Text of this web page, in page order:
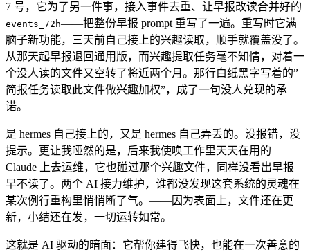
7 号，它为了另一件事，接入事件去重、让早报改读合并好的
events_72h——把整份早报 prompt 重写了一遍。重写时它满
脑子新功能，三天前自己接上的兴趣读取，顺手就覆盖没了。
从那天起早报退回通用版，而兴趣提取任务毫不知情，对着一
个没人读的文件又空转了将近两个月。那行白纸黑字写着的”
简报任务读取此文件做兴趣加权”，成了一句没人兑现的承
诺。
是 hermes 自己接上的，又是 hermes 自己弄丢的。没报错，没
提示。更让我哑然的是，后来我使唤工作里天天在用的
Claude 上去运维，它也碰过那个兴趣文件，同样没看出早报
早不读了。两个 AI 接力维护，谁都没发现这套系统的灵魂在
某次例行重构里悄悄断了气。——因为表面上，文件还在更
新，小结还在发，一切运转如常。
这就是 AI 驱动的暗面：它帮你建得飞快，也能在一次善意的